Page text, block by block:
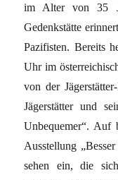
im Alter von 35
Gedenkstätte
Pazifisten. Bereits
Uhr im
von der
Jägerstätter und
Unbequemer“. Auf
Ausstellung
sehen ein, die